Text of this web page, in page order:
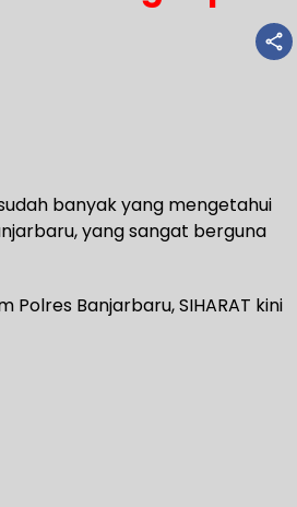
banyak yang mengetahui
yang sangat berguna
Banjarbaru, SIHARAT kini